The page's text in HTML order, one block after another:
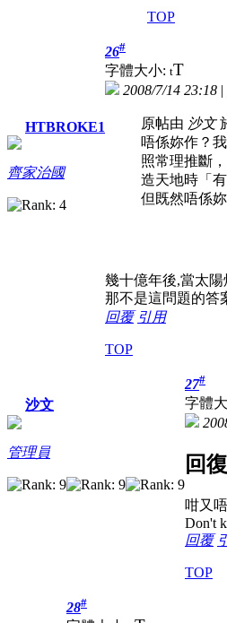
TOP
HTBROKE1
齊家治國
26#
字體大小: tT
2008/7/14 23:18 |
原帖由 沙文
唔係妳作？
照常理推斷
造天地時「
但既然唔係
幾十億年後,當太
那不是這問題的答
回覆 引用
TOP
沙文
管理員
27#
字體
回
咁又
Don't
回覆
TOP
28#